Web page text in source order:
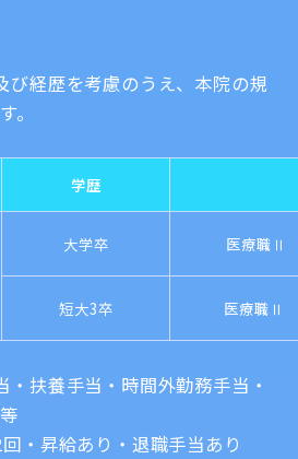
び経歴を考慮のうえ、本院の規
。
学歴
大学卒 医療職Ⅱ
短大3卒 医療職Ⅱ
扶養手当・時間外勤務手当・
・昇給あり・退職手当あり